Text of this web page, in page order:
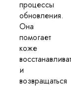
процессы
обновления.
Она
помогает
коже
и
возвращаться